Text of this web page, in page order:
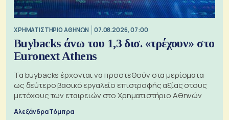
XΡΗΜΑΤΙΣΤΗΡΙΟ ΑΘΗΝΩΝ 07.08.2026, 07:00
Buybacks άνω του 1,3 δισ. «τρέχουν» στο
Euronext Athens
Τα buybacks έρχονται να προστεθούν στα μερίσματα
ως δεύτερο βασικό εργαλείο επιστροφής αξίας στους
μετόχους των εταιρειών στο Χρηματιστήριο Αθηνών
Αλεξάνδρα Τόμπρα